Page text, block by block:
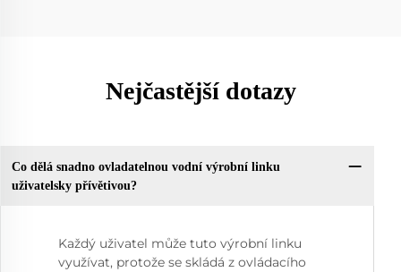
Nejčastější dotazy
Co dělá snadno ovladatelnou vodní výrobní linku
uživatelsky přívětivou?
Každý uživatel může tuto výrobní linku
využívat, protože se skládá z ovládacího